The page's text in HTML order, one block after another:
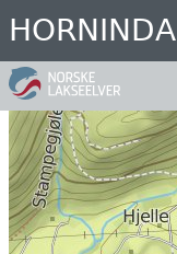
Hopp
til
hovedinnhold